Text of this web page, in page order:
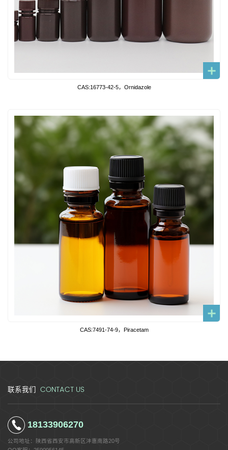
CAS:16773-42-5，Ornidazole
CAS:7491-74-9，Piracetam
联系我们 CONTACT US
18133906270
公司地址：
陕西省西安市高新区沣惠南路20号